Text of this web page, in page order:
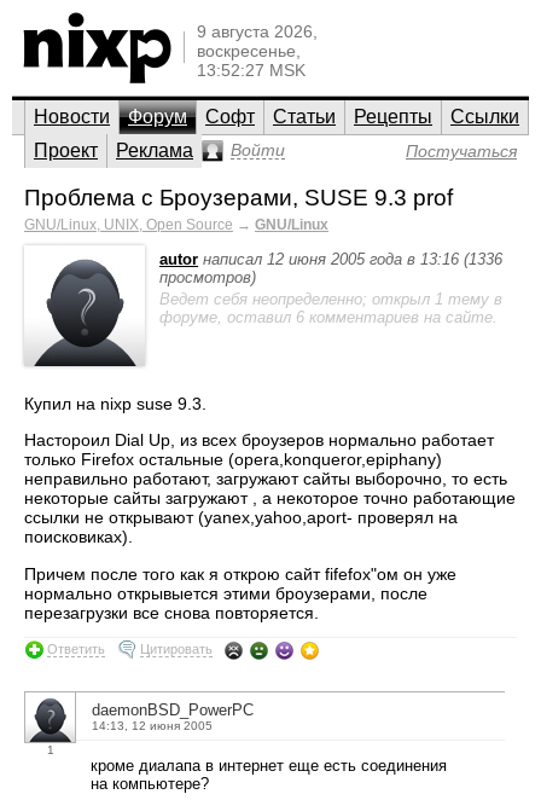
9 августа 2026,
воскресенье,
13:52:27 MSK
Новости Форум Софт Статьи Рецепты
Ссылки
Проект
Реклама Войти Постучаться
Проблема с Броузерами, SUSE 9.3 prof
GNU/Linux, UNIX, Open Source → GNU/Linux
autor написал 12 июня 2005 года в 13:16 (1336
просмотров)
Ведет себя неопределенно; открыл 1 тему в
форуме, оставил 6 комментариев на сайте.
Купил на nixp suse 9.3.
Настороил Dial Up, из всех броузеров нормально работает
только Firefox остальные (opera,konqueror,epiphany)
неправильно работают, загружают сайты выборочно, то есть
некоторые сайты загружают , а некоторое точно работающие
ссылки не открывают (yanex,yahoo,aport- проверял на
поисковиках).
Причем после того как я открою сайт fifefox"ом он уже
нормально открывыется этими броузерами, после
перезагрузки все снова повторяется.
Ответить Цитировать
1
daemonBSD_PowerPC
14:13, 12 июня 2005
кроме диалапа в интернет еще есть соединения
на компьютере?